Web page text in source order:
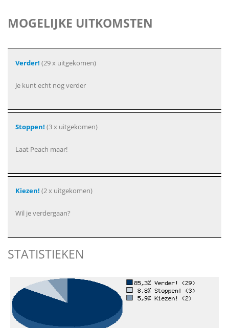
MOGELIJKE UITKOMSTEN
Verder! (29 x uitgekomen)
Je kunt echt nog verder
Stoppen! (3 x uitgekomen)
Laat Peach maar!
Kiezen! (2 x uitgekomen)
Wil je verdergaan?
STATISTIEKEN